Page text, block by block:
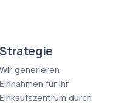
Strategie
Wir generieren
Einnahmen für Ihr
Einkaufszentrum durch